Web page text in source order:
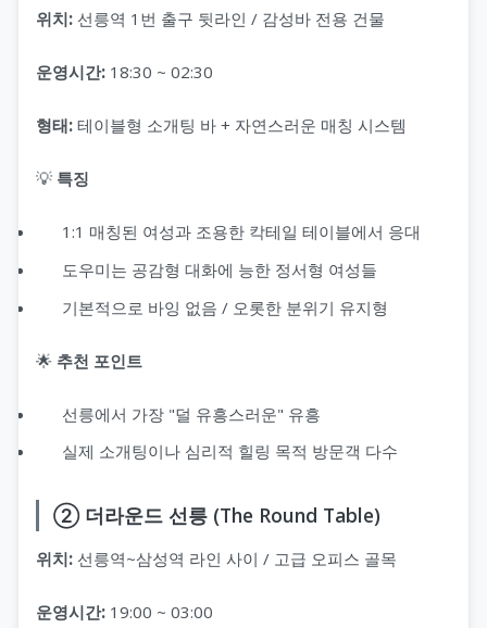
위치: 선릉역 1번 출구 뒷라인 / 감성바 전용 건물
운영시간: 18:30 ~ 02:30
형태: 테이블형 소개팅 바 + 자연스러운 매칭 시스템
💡 특징
1:1 매칭된 여성과 조용한 칵테일 테이블에서 응대
도우미는 공감형 대화에 능한 정서형 여성들
기본적으로 바잉 없음 / 오롯한 분위기 유지형
🌟 추천 포인트
선릉에서 가장 "덜 유흥스러운" 유흥
실제 소개팅이나 심리적 힐링 목적 방문객 다수
② 더라운드 선릉 (The Round Table)
위치: 선릉역~삼성역 라인 사이 / 고급 오피스 골목
운영시간: 19:00 ~ 03:00